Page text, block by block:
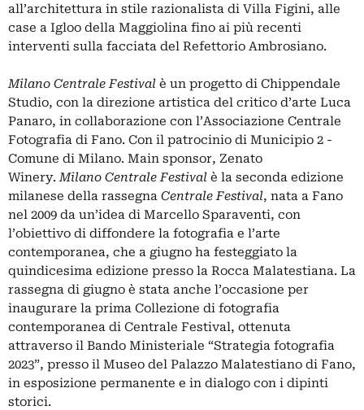
all’architettura in stile razionalista di Villa Figini, alle
case a Igloo della Maggiolina fino ai più recenti
interventi sulla facciata del Refettorio Ambrosiano.
Milano Centrale Festival è un progetto di Chippendale
Studio, con la direzione artistica del critico d’arte Luca
Panaro, in collaborazione con l’Associazione Centrale
Fotografia di Fano. Con il patrocinio di Municipio 2 -
Comune di Milano. Main sponsor, Zenato
Winery.Milano Centrale Festival è la seconda edizione
milanese della rassegna Centrale Festival, nata a Fano
nel 2009 da un’idea di Marcello Sparaventi, con
l’obiettivo di diffondere la fotografia e l’arte
contemporanea, che a giugno ha festeggiato la
quindicesima edizione presso la Rocca Malatestiana. La
rassegna di giugno è stata anche l’occasione per
inaugurare la prima Collezione di fotografia
contemporanea di Centrale Festival, ottenuta
attraverso il Bando Ministeriale “Strategia fotografia
2023”, presso il Museo del Palazzo Malatestiano di Fano,
in esposizione permanente e in dialogo con i dipinti
storici.